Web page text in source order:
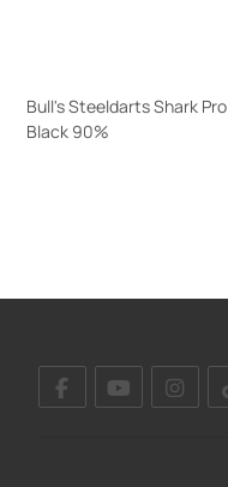
Bull's Steeldarts Shark Pro
Black 90%